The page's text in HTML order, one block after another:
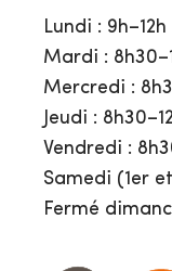
Lundi : 9h–12h
Mardi :
Mercredi :
Jeudi :
Vendredi :
Samedi (1er
Fermé